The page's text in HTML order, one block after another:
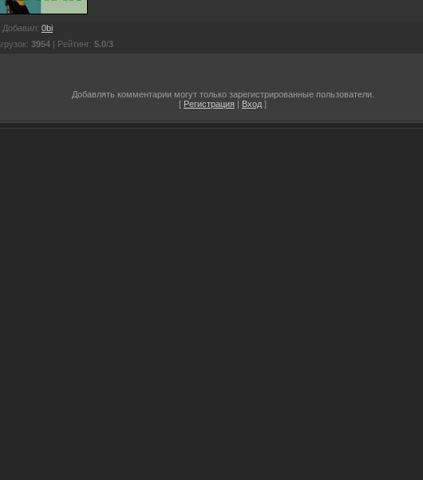
Добавил: 0bi
: 3954 | Рейтинг: 5.0/3
Добавлять комментарии могут только зарегистрированные пользователи.
[ Регистрация | Вход ]